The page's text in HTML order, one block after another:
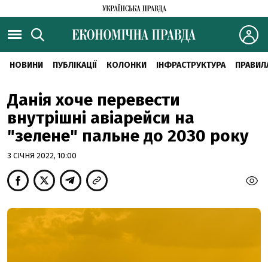
НОВИНИ ПУБЛІКАЦІЇ КОЛОНКИ ІНФРАСТРУКТУРА
Данія хоче перевести
внутрішні авіарейси на
"зелене" пальне до 2030 року
3 СІЧНЯ 2022, 10:00